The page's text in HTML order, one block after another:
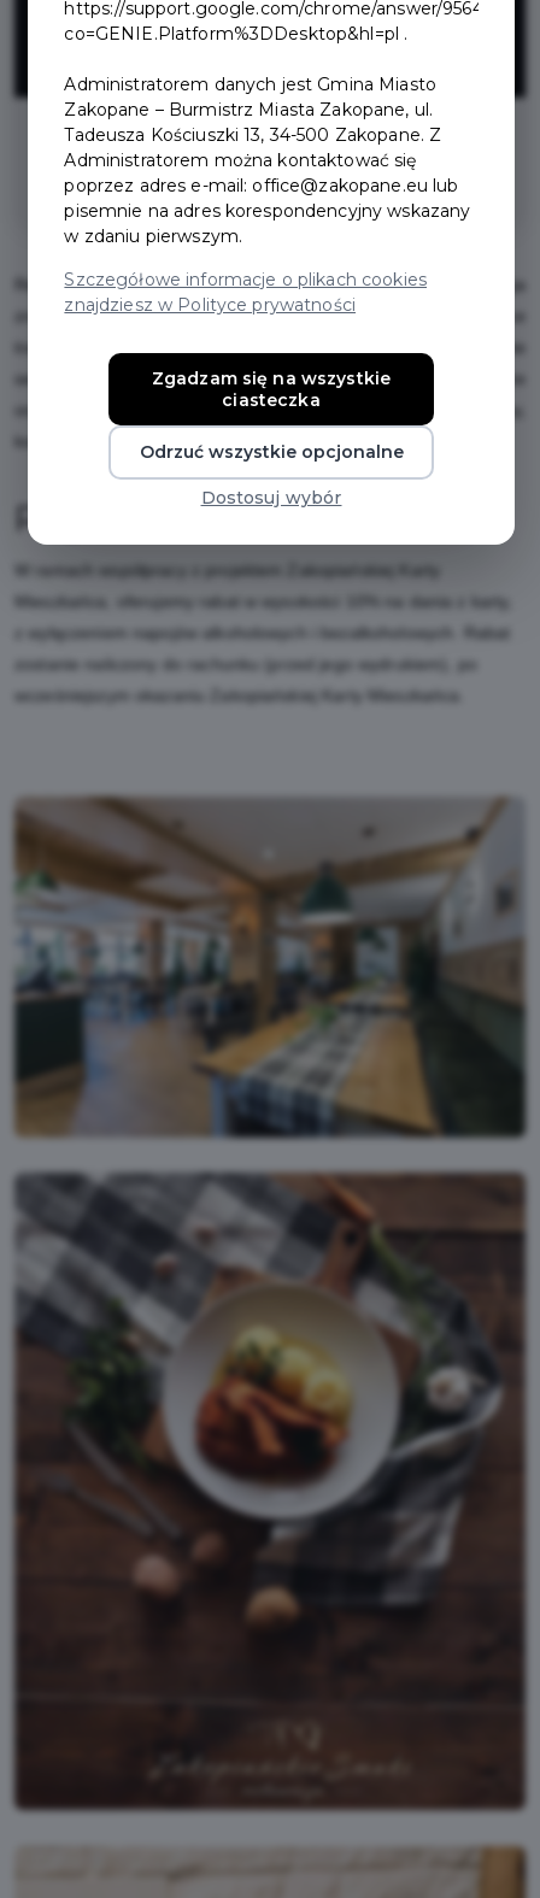
10%
ZNIŻKI
na całe menu (z wyłączeniem napojów
alkoholowych i bezalkoholowych)
Restauracja Zakopiańskie Smaki to widokowa restauracja
znajdująca się na Dolnej Równi Krupowej. Miejsce łączące
tradycyjną kuchnię regionalną z nutą nowoczesności. Codziennie
serwujemy śniadania w formie bufetu. Zajmujemy się także
organizacją imprez okolicznościowych takich jak chrzciny,
komunie, obiady okolicznościowe.
Regulamin i warunki
Mieszkańca, oferujemy rabat w wysokości 10% na dania z karty,
z wyłączeniem napojów alkoholowych i bezalkoholowych. Rabat
zostanie naliczony do rachunku (przed jego wydrukiem), po
wcześniejszym okazaniu Zakopiańskiej Karty Mieszkańca.
https://support.google.com/chrome/answer/95647?
co=GENIE.Platform%3DDesktop&hl=pl .
Administratorem danych jest Gmina Miasto
Zakopane – Burmistrz Miasta Zakopane, ul.
Tadeusza Kościuszki 13, 34-500 Zakopane. Z
Administratorem można kontaktować się
poprzez adres e-mail: office@zakopane.eu lub
pisemnie na adres korespondencyjny wskazany
w zdaniu pierwszym.
Szczegółowe informacje o plikach cookies
znajdziesz w Polityce prywatności
Zgadzam się na wszystkie
ciasteczka
Odrzuć wszystkie opcjonalne
Dostosuj wybór